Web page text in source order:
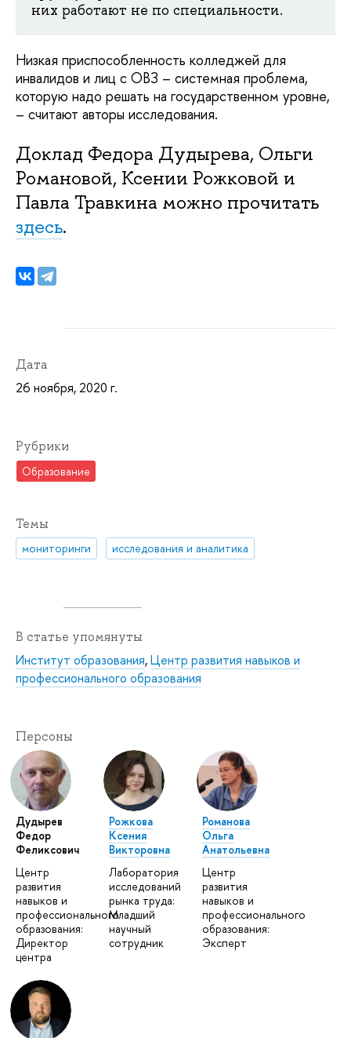
них работают не по специальности.
Низкая приспособленность колледжей для
инвалидов и лиц с ОВЗ – системная проблема,
которую надо решать на государственном уровне,
– считают авторы исследования.
Доклад Федора Дудырева, Ольги
Романовой, Ксении Рожковой и
Павла Травкина можно прочитать
здесь.
Дата
26 ноября, 2020 г.
Рубрики
Образование
Темы
мониторинги исследования и аналитика
В статье упомянуты
Институт образования,Центр развития навыков и
профессионального образования
Персоны
Дудырев
Федор
Феликсович
Центр
развития
навыков и
профессионального
образования:
Директор
центра
Рожкова
Ксения
Викторовна
Лаборатория
исследований
рынка труда:
Младший
научный
сотрудник
Романова
Ольга
Анатольевна
Центр
развития
навыков и
профессионального
образования:
Эксперт